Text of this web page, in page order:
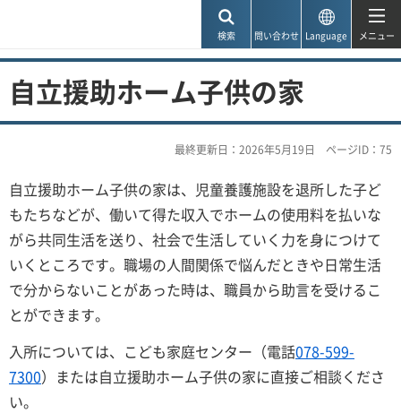
検索 問い合わせ Language メニュー
自立援助ホーム子供の家
最終更新日：2026年5月19日 ページID：75
自立援助ホーム子供の家は、児童養護施設を退所した子ど
もたちなどが、働いて得た収入でホームの使用料を払いな
がら共同生活を送り、社会で生活していく力を身につけて
いくところです。職場の人間関係で悩んだときや日常生活
で分からないことがあった時は、職員から助言を受けるこ
とができます。
入所については、こども家庭センター（電話078-599-
7300）または自立援助ホーム子供の家に直接ご相談くださ
い。